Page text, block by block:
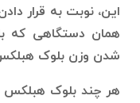
این، نوبت به قرار
همان دستگاهی که
شدن وزن بلوک
هر چند بلوک هبلکس